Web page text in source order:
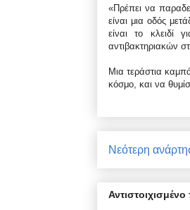
«Πρέπει να
είναι μια οδός
είναι το κλειδί
αντιβακτηριακών
Μια τεράστια
κόσμο, και να
Νεότερη